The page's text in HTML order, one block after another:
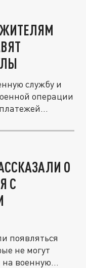
службу и
операции
О
С
появляться
не могут
военную...